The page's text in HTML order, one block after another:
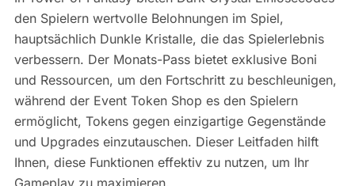
den Spielern wertvolle Belohnungen im Spiel,
hauptsächlich Dunkle Kristalle, die das Spielerlebnis
verbessern. Der Monats-Pass bietet exklusive Boni
und Ressourcen, um den Fortschritt zu beschleunigen,
während der Event Token Shop es den Spielern
ermöglicht, Tokens gegen einzigartige Gegenstände
und Upgrades einzutauschen. Dieser Leitfaden hilft
Ihnen, diese Funktionen effektiv zu nutzen, um Ihr
Gameplay zu maximieren.